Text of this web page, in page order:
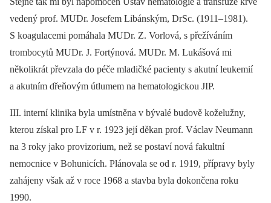
vedený prof. MUDr. Josefem Libánským, DrSc. (1911–1981).
S koagulacemi pomáhala MUDr. Z. Vorlová, s přežíváním
trombocytů MUDr. J. Fortýnová. MUDr. M. Lukášová mi
několikrát převzala do péče mladičké pacienty s akutní leukemií
a akutním dřeňovým útlumem na hematologickou JIP.
III. interní klinika byla umístněna v bývalé budově koželužny,
kterou získal pro LF v r. 1923 její děkan prof. Václav Neumann
na 3 roky jako provizorium, než se postaví nová fakultní
nemocnice v Bohunicích. Plánovala se od r. 1919, přípravy byly
zahájeny však až v roce 1968 a stavba byla dokončena roku
1990.